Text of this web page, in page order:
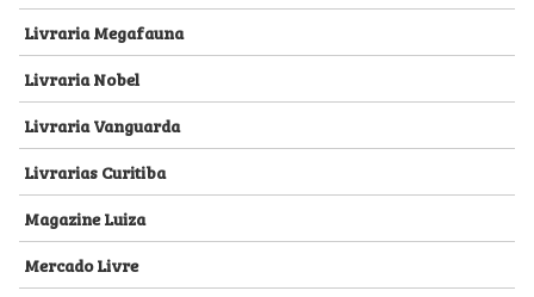
Livraria Megafauna
Livraria Nobel
Livraria Vanguarda
Livrarias Curitiba
Magazine Luiza
Mercado Livre